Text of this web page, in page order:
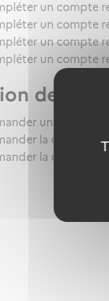
un compte
un compte
un compte
un compte
des
une
la
la